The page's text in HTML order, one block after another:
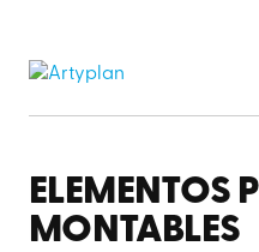
ELEMENTOS
MONTABLES